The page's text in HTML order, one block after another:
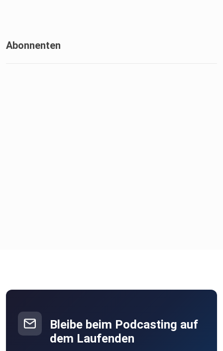
Abonnenten
Bleibe beim Podcasting auf
dem Laufenden